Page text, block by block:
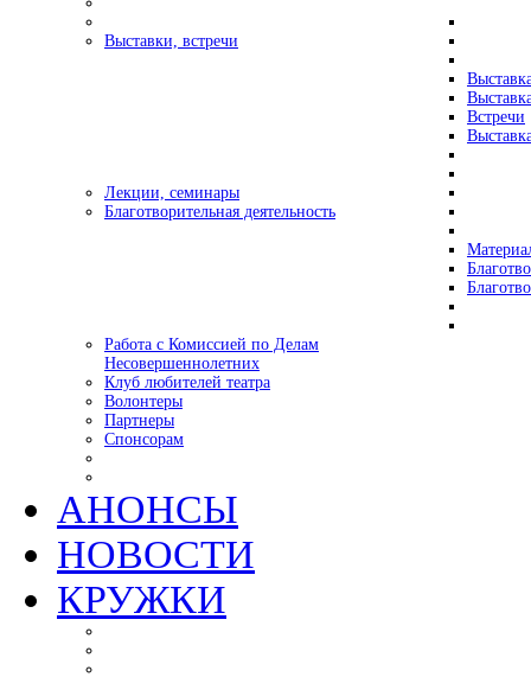
Выставки, встречи
Встречи
Лекции, семинары
Благотворительная деятельность
Работа с Комиссией по Делам
Несовершеннолетних
Клуб любителей театра
Волонтеры
Партнеры
Спонсорам
АНОНСЫ
НОВОСТИ
КРУЖКИ